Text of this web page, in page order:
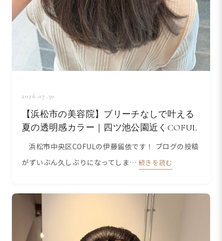
2026.07.30
【浜松市の美容院】ブリーチなしで叶える
夏の透明感カラー｜四ツ池公園近くCOFUL
浜松市中央区COFULの伊藤留依です！ ブログの投稿
がずいぶん久しぶりになってしま… 続きを読む